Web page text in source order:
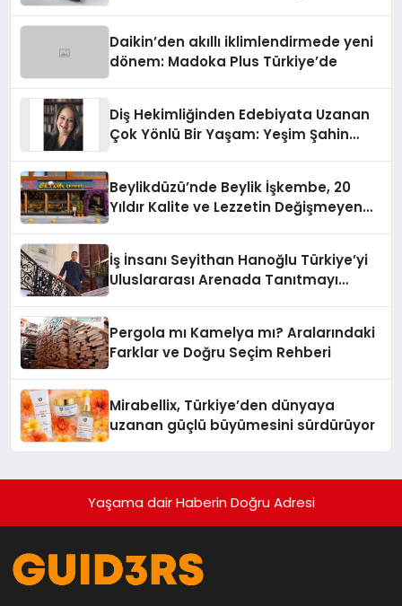
Daikin’den akıllı iklimlendirmede yeni
dönem: Madoka Plus Türkiye’de
Diş Hekimliğinden Edebiyata Uzanan
Çok Yönlü Bir Yaşam: Yeşim Şahin
Beylikdüzü’nde Beylik İşkembe, 20
Yıldır Kalite ve Lezzetin Değişmeyen
İş İnsanı Seyithan Hanoğlu Türkiye’yi
Uluslararası Arenada Tanıtmayı
Pergola mı Kamelya mı? Aralarındaki
Farklar ve Doğru Seçim Rehberi
Mirabellix, Türkiye’den dünyaya
uzanan güçlü büyümesini sürdürüyor
Yaşama dair Haberin Doğru Adresi